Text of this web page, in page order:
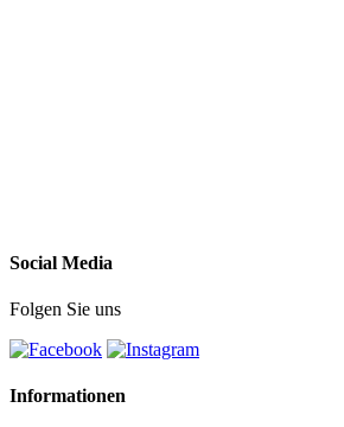
Social Media
Folgen Sie uns
Informationen